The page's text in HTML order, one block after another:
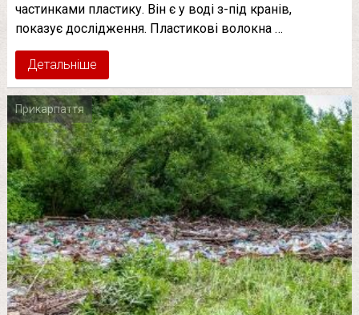
частинками пластику. Він є у воді з-під кранів,
показує дослідження. Пластикові волокна …
Детальніше
Прикарпаття